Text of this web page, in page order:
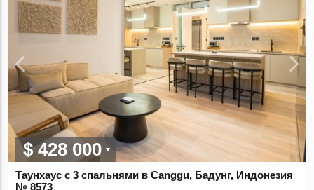
$ 428 000
Таунхаус с 3 спальнями в Canggu, Бадунг, Индонезия
№ 8573